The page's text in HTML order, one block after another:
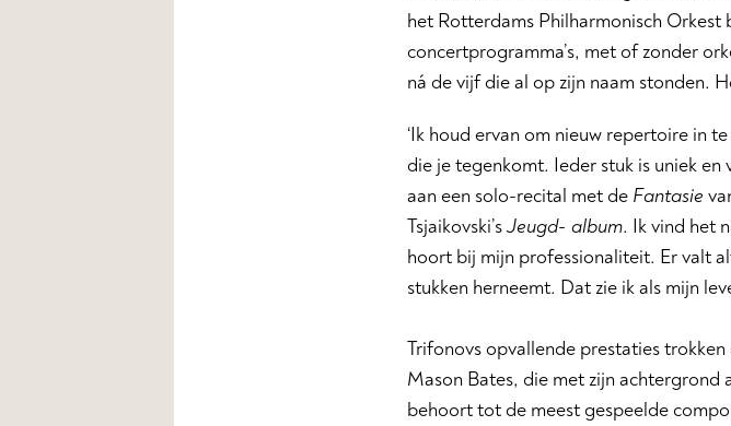
het Rotterdams Philharmonisch
concertprogramma’s, met of zonder
ná de vijf die al op zijn naam stonden.
‘Ik houd ervan om nieuw repertoire in
die je tegenkomt. Ieder stuk is uniek
aan een solo-recital met de Fantasie
Tsjaikovski’sJeugd- album. Ik vind het
hoort bij mijn professionaliteit. Er valt
stukken herneemt. Dat zie ik als mijn
Trifonovs opvallende prestaties
Mason Bates, die met zijn
behoort tot de meest gespeelde